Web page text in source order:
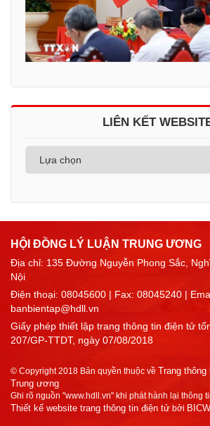
LIÊN KẾT
HỘI ĐỒNG LÝ LUẬN TRUNG ƯƠNG
Địa chỉ: 135 Đường Nguyễn Phong Sắc,
Nội
Điện thoại: 08045600 | Fax: 08045240 |
banbientap@hdll.vn
Giấy phép thiết lập trang thông tin điện tử
207/GP-TTDT, ngày 07/08/2018
© Copyright 2018 Bản quyền thuộc về Trang thông
Trung ương
Ghi rõ nguồn "www.hdll.vn" khi phát hành lại thông
Thiết kế website trang thông tin điện tử bởi